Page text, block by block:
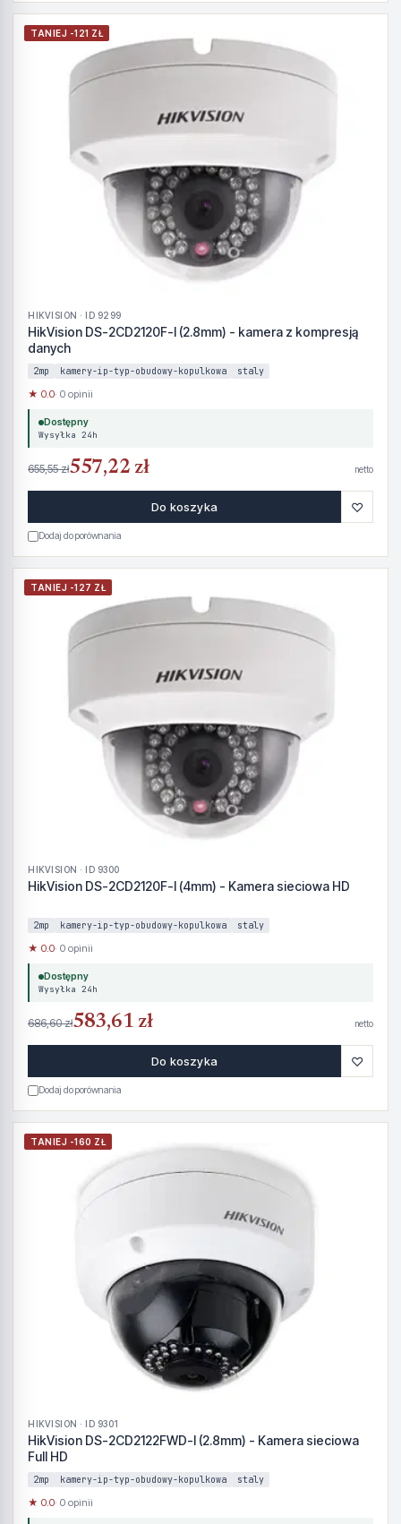
TANIEJ -121 ZŁ
HIKVISION · ID 9299
HikVision DS-2CD2120F-I (2.8mm) - kamera z kompresją
danych
2mp kamery-ip-typ-obudowy-kopulkowa staly
★ 0.0· 0 opinii
Dostępny
Wysyłka 24h
655,55 zł557,22 zł netto
Do koszyka ♡
Dodaj do porównania
TANIEJ -127 ZŁ
HIKVISION · ID 9300
HikVision DS-2CD2120F-I (4mm) - Kamera sieciowa HD
2mp kamery-ip-typ-obudowy-kopulkowa staly
★ 0.0· 0 opinii
Dostępny
Wysyłka 24h
686,60 zł583,61 zł netto
Do koszyka ♡
Dodaj do porównania
TANIEJ -160 ZŁ
HIKVISION · ID 9301
HikVision DS-2CD2122FWD-I (2.8mm) - Kamera sieciowa
Full HD
2mp kamery-ip-typ-obudowy-kopulkowa staly
★ 0.0· 0 opinii